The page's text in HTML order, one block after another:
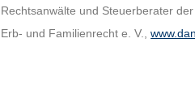
Rechtsanwälte und Steuerberater
Erb- und Familienrecht e. V.,